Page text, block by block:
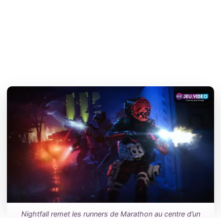
Nightfall remet les runners de Marathon au centre d’un